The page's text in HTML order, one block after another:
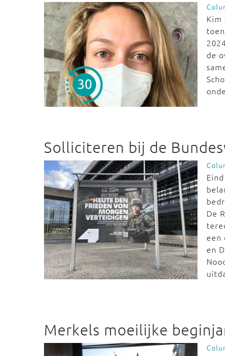
Kim
de
Solliciteren bij de
De
een
en
Merkels moeilijke